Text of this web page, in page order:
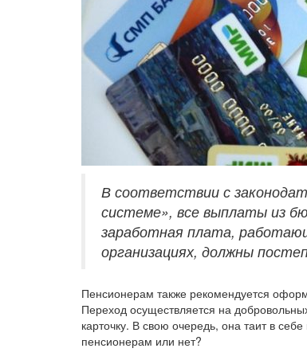
В соответствии с
системе», все выплаты из
заработная плата,
организациях, должны
Пенсионерам также рекомендуется
Переход осуществляется на
карточку. В свою очередь, она таит в
пенсионерам или нет?